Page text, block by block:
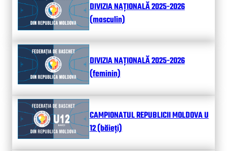
DIVIZIA NAȚIONALĂ 2025-2026
(masculin)
DIVIZIA NAȚIONALĂ 2025-2026
(feminin)
CAMPIONATUL REPUBLICII MOLDOVA U
12 (băieți)